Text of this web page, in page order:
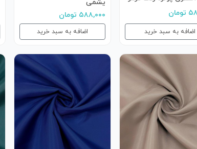
اضافه به سبد خرید
یشمی
۵۸۸,۰۰۰ تومان
اضافه به سبد خرید